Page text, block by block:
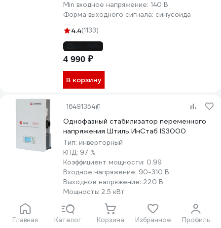
Главная Каталог Корзина Избранное Профиль
Min входное напряжение: 140 В
Форма выходного сигнала: синусоида
4.4(1133)
4 990 ₽
В корзину
16491354
Однофазный стабилизатор переменного
напряжения Штиль ИнСтаб IS3000
Тип: инверторный
КПД: 97 %
Коэффициент мощности: 0.99
Входное напряжение: 90-310 В
Выходное напряжение: 220 В
Мощность: 2.5 кВт
Max входное напряжение:
Min входное напряжение:90 В
Форма выходного сигнала:чистая синусоида